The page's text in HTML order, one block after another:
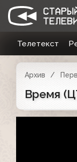
Телетекст
Архив
Время